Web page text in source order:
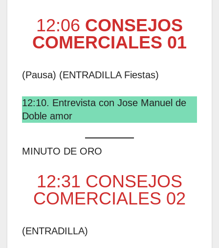
12:06 CONSEJOS
COMERCIALES 01
(Pausa) (ENTRADILLA Fiestas)
12:10. Entrevista con Jose Manuel de
Doble amor
MINUTO DE ORO
12:31 CONSEJOS
COMERCIALES 02
(ENTRADILLA)